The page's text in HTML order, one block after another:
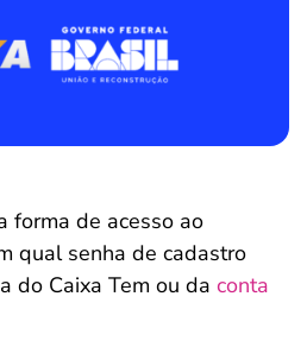
forma de acesso ao
qual senha de cadastro
do Caixa Tem ou da conta